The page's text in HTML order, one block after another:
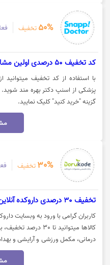
50% تخفیف
کد تخفیف 50 درصدی اولین مشاوره اسنپ دکتر
پزشکی از اسنپ دکتر بهره مند
گزینه "خرید کنید" کلیک نمایید.
30% تخفیف
تخفیف 30 درصدی داروکده آنلاین ویژه انواع خرید
کاربران گرامی با ورود به وبسایت
کالاها میتوانید تا
درمانی، مکمل ورزشی و آرایشی و
این تخفیف روی گزینه "خرید کنید"